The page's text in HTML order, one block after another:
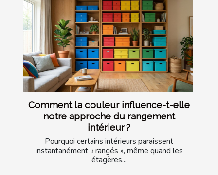
Comment la couleur influence-t-elle
notre approche du rangement
intérieur ?
Pourquoi certains intérieurs paraissent
instantanément « rangés », même quand les
étagères...